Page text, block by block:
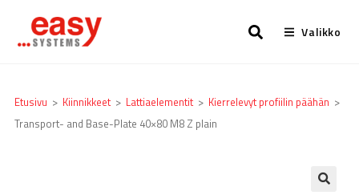
Valikko
Etusivu > Kiinnikkeet > Lattia­elementit > Kierrelevyt profiilin päähän >
Transport- and Base-Plate 40×80 M8 Z plain